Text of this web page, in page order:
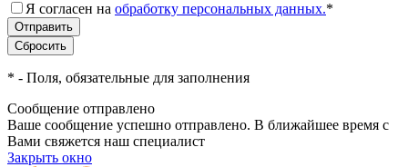
Я согласен на обработку персональных данных.*
* - Поля, обязательные для заполнения
Сообщение отправлено
Ваше сообщение успешно отправлено. В ближайшее время с
Вами свяжется наш специалист
Закрыть окно